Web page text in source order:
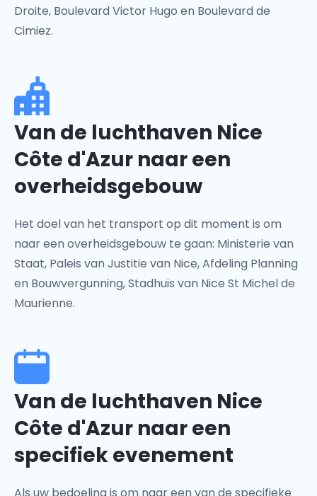
Droite, Boulevard Victor Hugo en Boulevard de
Cimiez.
Van de luchthaven Nice
Côte d'Azur naar een
overheidsgebouw
Het doel van het transport op dit moment is om
naar een overheidsgebouw te gaan: Ministerie van
Staat, Paleis van Justitie van Nice, Afdeling Planning
en Bouwvergunning, Stadhuis van Nice St Michel de
Maurienne.
Van de luchthaven Nice
Côte d'Azur naar een
specifiek evenement